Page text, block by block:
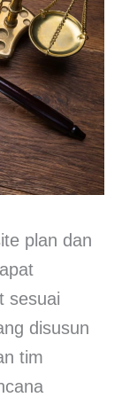
plan dan
sesuai
disusun
tim